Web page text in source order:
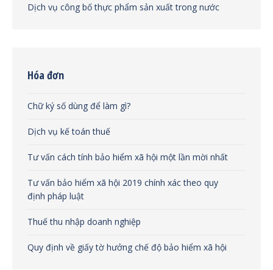
Dịch vụ công bố thực phẩm sản xuất trong nước
Hóa đơn
Chữ ký số dùng để làm gì?
Dịch vụ kế toán thuế
Tư vấn cách tính bảo hiểm xã hội một lần mời nhất
Tư vấn bảo hiểm xã hội 2019 chính xác theo quy
định pháp luật
Thuế thu nhập doanh nghiệp
Quy định về giấy tờ hưởng chế độ bảo hiểm xã hội